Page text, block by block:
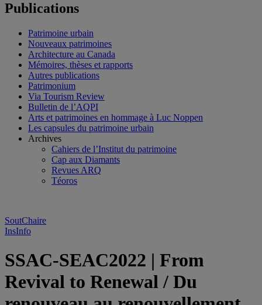
Publications
Patrimoine urbain
Nouveaux patrimoines
Architecture au Canada
Mémoires, thèses et rapports
Autres publications
Patrimonium
Via Tourism Review
Bulletin de l’AQPI
Arts et patrimoines en hommage à Luc Noppen
Les capsules du patrimoine urbain
Archives
Cahiers de l’Institut du patrimoine
Cap aux Diamants
Revues ARQ
Téoros
SoutChaire
InsInfo
SSAC-SEAC2022 | From
Revival to Renewal / Du